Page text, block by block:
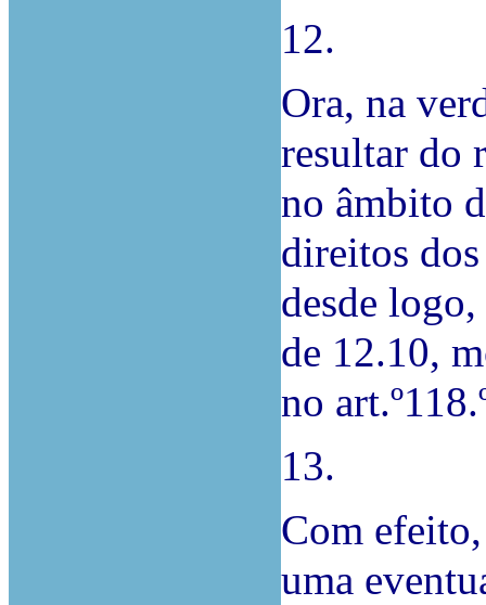
12.
Ora, na
resultar do
no âmbito
direitos
desde
de 12.10,
no
13.
Com
uma